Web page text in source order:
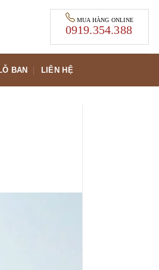
MUA HÀNG ONLINE
0919.354.388
BAN LIÊN HỆ